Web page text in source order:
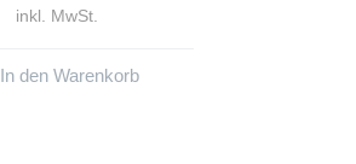
inkl. MwSt.
In den Warenkorb